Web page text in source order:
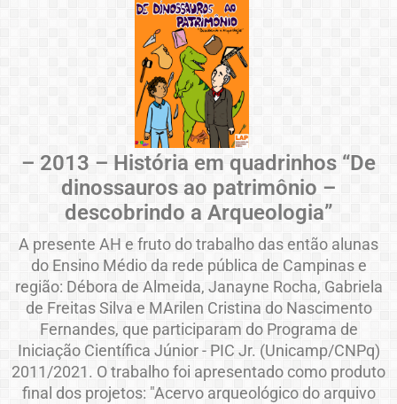
– 2013 – História em quadrinhos “De
dinossauros ao patrimônio –
descobrindo a Arqueologia”
A presente AH e fruto do trabalho das então alunas
do Ensino Médio da rede pública de Campinas e
região: Débora de Almeida, Janayne Rocha, Gabriela
de Freitas Silva e MArilen Cristina do Nascimento
Fernandes, que participaram do Programa de
Iniciação Científica Júnior - PIC Jr. (Unicamp/CNPq)
2011/2021. O trabalho foi apresentado como produto
final dos projetos: "Acervo arqueológico do arquivo